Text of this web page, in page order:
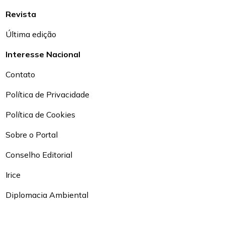
Revista
Última edição
Interesse Nacional
Contato
Política de Privacidade
Política de Cookies
Sobre o Portal
Conselho Editorial
Irice
Diplomacia Ambiental